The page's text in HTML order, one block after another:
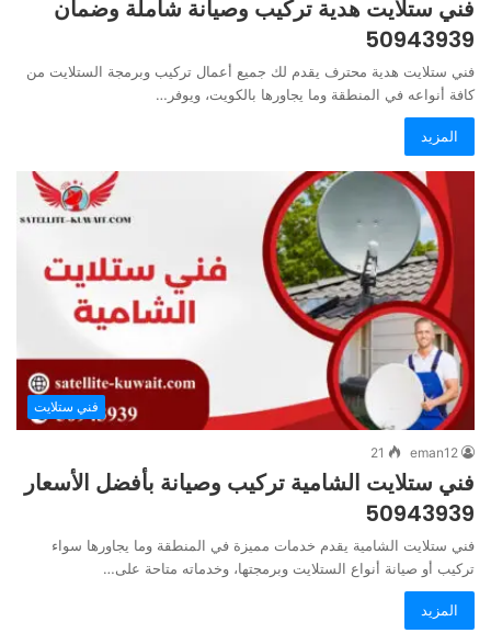
فني ستلايت هدية تركيب وصيانة شاملة وضمان
50943939
فني ستلايت هدية محترف يقدم لك جميع أعمال تركيب وبرمجة الستلايت من
كافة أنواعه في المنطقة وما يجاورها بالكويت، ويوفر…
المزيد
فني ستلايت
eman12
21
فني ستلايت الشامية تركيب وصيانة بأفضل الأسعار
50943939
فني ستلايت الشامية يقدم خدمات مميزة في المنطقة وما يجاورها سواء
تركيب أو صيانة أنواع الستلايت وبرمجتها، وخدماته متاحة على…
المزيد